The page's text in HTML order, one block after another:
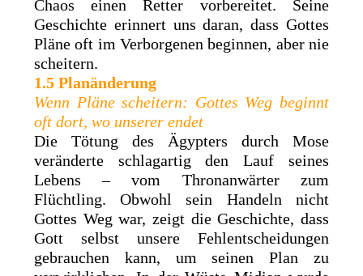
Chaos einen Retter vorbereitet. Seine
Geschichte erinnert uns daran, dass Gottes
Pläne oft im Verborgenen beginnen, aber nie
scheitern.
1.5 Planänderung
Wenn Pläne scheitern: Gottes Weg beginnt
oft dort, wo unserer endet
Die Tötung des Ägypters durch Mose
veränderte schlagartig den Lauf seines
Lebens – vom Thronanwärter zum
Flüchtling. Obwohl sein Handeln nicht
Gottes Weg war, zeigt die Geschichte, dass
Gott selbst unsere Fehlentscheidungen
gebrauchen kann, um seinen Plan zu